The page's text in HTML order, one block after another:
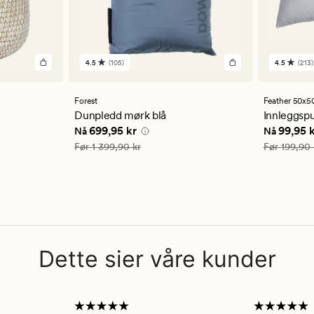
105
en
gjennomsnittlig
vurdering
på
4.5
4.5 (105)
Forest
Dunpledd mørk blå
Nåværende pris
Nå 699,95 kr
Vanlig pris 1 399,90 kr
Før1 399,90 kr
213
en
på
4.5
4.5 (213)
Feather
Nå 99,95
Vanlig pris
Før199,90
Dette sier våre kunder